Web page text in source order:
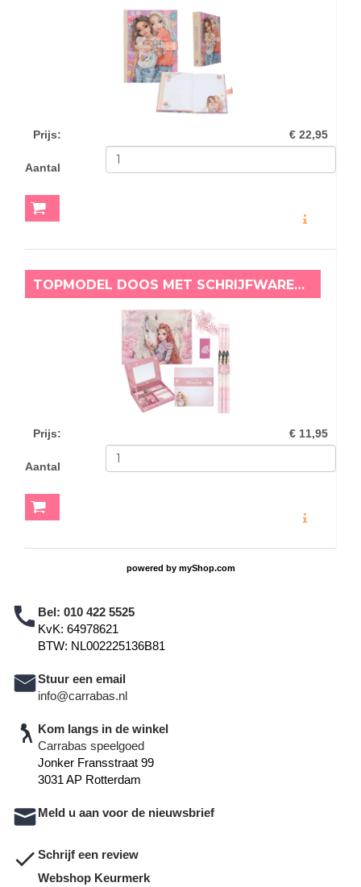
Prijs: € 22,95
Aantal
TOPMODEL DOOS MET SCHRIJFWAREN VIVA VIOLET
Prijs: € 11,95
Aantal
powered by myShop.com
Bel: 010 422 5525
KvK: 64978621
BTW: NL002225136B81
Stuur een email
info@carrabas.nl
Kom langs in de winkel
Carrabas speelgoed
Jonker Fransstraat 99
3031 AP Rotterdam
Meld u aan voor de nieuwsbrief
Schrijf een review
Webshop Keurmerk